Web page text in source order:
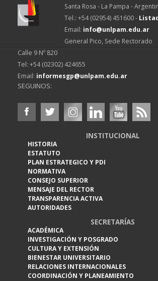
Santa Rosa - La Pampa -
Tel.: +54 (02954) 451600 -
Email: info@unlpam.edu.ar
General Pico, Sede Rectorado
Calle 9 Nº 820
Tel: +54 (02302) 424655
Email: informesgp@unlpam.edu.ar
SEGUINOS:
INSTITUCIONAL
HISTORIA
ESTATUTO
PLAN ESTRATEGICO Y PDI
NORMATIVA
CONSEJO SUPERIOR
MENSAJE DEL RECTOR
TRANSPARENCIA ACTIVA
AUTORIDADES
SECRETARÍAS
ACADÉMICA
INVESTIGACIÓN Y POSGRADO
CULTURA Y EXTENSIÓN
BIENESTAR UNIVERSITARIO
RELACIONES INTERNACIONALES
COORDINACIÓN Y PLANEAMIENTO